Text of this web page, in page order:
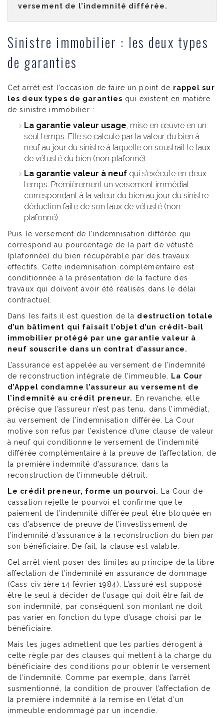
versement de l’indemnité différée.
Sinistre immobilier : les deux types
de garanties
Cet arrêt est l’occasion de faire un point de rappel sur
les deux types de garanties qui existent en matière
de sinistre immobilier :
La garantie valeur usage, mise en œuvre en un
seul temps. Elle se calcule par la valeur du bien à
neuf au jour du sinistre à laquelle on soustrait le taux
de vétusté du bien (non plafonné).
La garantie valeur à neufqui s’exécute en deux
temps. Premièrement un versement immédiat
correspondant à la valeur du bien au jour du sinistre
déduction faite de son taux de vétusté (non
plafonné).
Puis le versement de l’indemnisation différée qui
correspond au pourcentage de la part de vétusté
(plafonnée) du bien récupérable par des travaux
effectifs. Cette indemnisation complémentaire est
conditionnée à la présentation de la facture des
travaux qui doivent avoir été réalisés dans le délai
contractuel.
Dans les faits il est question de la destruction totale
d’un bâtiment qui faisait l’objet d’un crédit-bail
immobilier protégé par une garantie valeur à
neuf souscrite dans un contrat d’assurance.
L’assurance est appelée au versement de l’indemnité
de reconstruction intégrale de l’immeuble.
La Cour
d’Appel condamne l’assureur au versement de
l’indemnité au crédit preneur.
En revanche, elle
précise que l’assureur n’est pas tenu, dans l’immédiat,
au versement de l’indemnisation différée. La Cour
motive son refus par l’existence d’une clause de valeur
à neuf qui conditionne le versement de l’indemnité
différée complémentaire à la preuve de l’affectation, de
la première indemnité d’assurance, dans la
reconstruction de l’immeuble détruit.
Le crédit preneur, forme un pourvoi.
La Cour de
cassation rejette le pourvoi et confirme que le
paiement de l’indemnité différée peut être bloquée en
cas d’absence de preuve de l’investissement de
l’indemnité d’assurance à la reconstruction du bien par
son bénéficiaire. De fait, la clause est valable.
Cet arrêt vient poser des limites au principe de la libre
affectation de l’indemnité en assurance de dommage
(Cass civ 1ère 14 février 1984). L’assuré est supposé
être le seul à décider de l’usage qui doit être fait de
son indemnité, par conséquent son montant ne doit
pas varier en fonction du type d’usage choisi par le
bénéficiaire.
Mais les juges admettent que les parties dérogent à
cette règle par des clauses qui mettent à la charge du
bénéficiaire des conditions pour obtenir le versement
de l’indemnité. Comme par exemple, dans l’arrêt
susmentionné, la condition de prouver l’affectation de
la première indemnité à la remise en l’état d’un
immeuble endommagé par un incendie.